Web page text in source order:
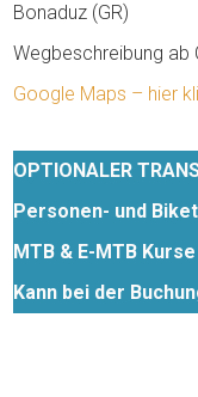
Bonaduz (GR)
Wegbeschreibung ab
Google Maps – hier
OPTIONALER
Personen- und
MTB & E-MTB
Kann bei der